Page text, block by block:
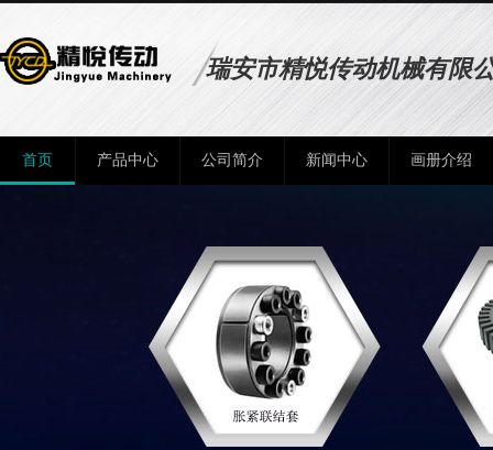
瑞安市精悦传动机械有限
首页 产品中心 公司简介 新闻中心 画册介绍